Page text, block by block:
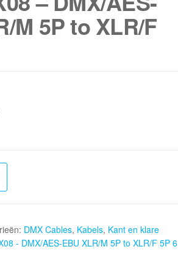
M 5P to XLR/F
DMX Cables, Kabels, Kant en klare
- DMX/AES-EBU XLR/M 5P to XLR/F 5P 6